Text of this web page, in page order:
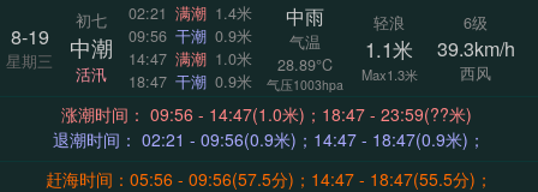
8-19
星期三
初七
中潮
活汛
02:21 满潮 1.4米
09:56 干潮 0.9米
14:47 满潮 1.0米
18:47 干潮 0.9米
中雨
气温
28.89°C
气压1003hpa
轻浪
1.1米
Max1.3米
6级
39.3km/h
西风
涨潮时间： 09:56 - 14:47(1.0米)；18:47 - 23:59(??米)
退潮时间： 02:21 - 09:56(0.9米)；14:47 - 18:47(0.9米)；
赶海时间：05:56 - 09:56(57.5分)；14:47 - 18:47(55.5分)；